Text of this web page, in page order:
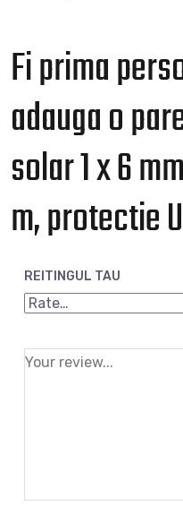
Fi prima
adauga o
solar 1 x 6
m, protectie
REITINGUL TAU